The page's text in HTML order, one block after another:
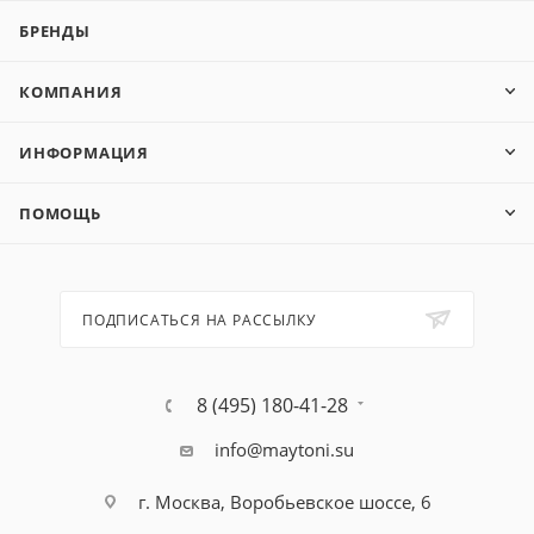
БРЕНДЫ
КОМПАНИЯ
ИНФОРМАЦИЯ
ПОМОЩЬ
ПОДПИСАТЬСЯ НА РАССЫЛКУ
8 (495) 180-41-28
info@maytoni.su
г. Москва, Воробьевское шоссе, 6